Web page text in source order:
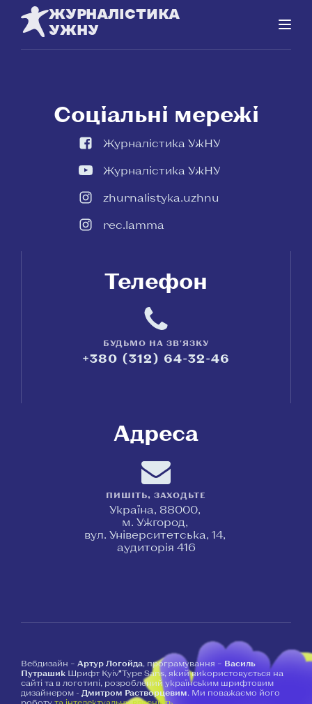
ЖУРНАЛІСТИКА
УЖНУ
Соціальні мережі
Журналістика УжНУ
Журналістика УжНУ
zhurnalistyka.uzhnu
rec.lamma
Телефон
БУДЬМО НА ЗВ'ЯЗКУ
+380 (312) 64-32-46
Адреса
ПИШІТЬ, ЗАХОДЬТЕ
Україна, 88000,
м. Ужгород,
вул. Університетська, 14,
аудиторія 416
Вебдизайн – Артур Логойда, програмування – Василь
Путрашик Шрифт Kyiv*Type Sans, який використовується на
сайті та в логотипі, розроблений українським шрифтовим
дизайнером - Дмитром Растворцевим. Ми поважаємо його
роботу та інтелектуальну власність.